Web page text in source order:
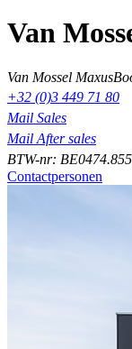
Van
Van Mossel Maxus
+32 (0)3 449 71 80
Mail Sales
Mail After sales
BTW-nr:
Contactpersonen